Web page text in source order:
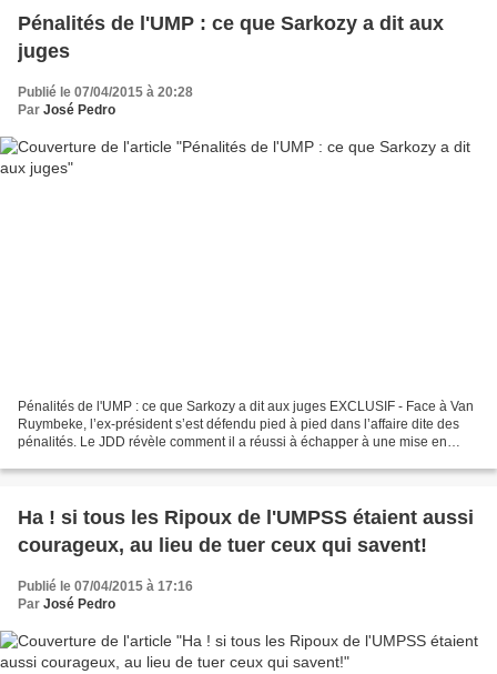
Pénalités de l'UMP : ce que Sarkozy a dit aux
juges
Publié le 07/04/2015 à 20:28
Par José Pedro
Pénalités de l'UMP : ce que Sarkozy a dit aux juges EXCLUSIF - Face à Van
Ruymbeke, l’ex-président s’est défendu pied à pied dans l’affaire dite des
pénalités. Le JDD révèle comment il a réussi à échapper à une mise en
Ha ! si tous les Ripoux de l'UMPSS étaient aussi
courageux, au lieu de tuer ceux qui savent!
Publié le 07/04/2015 à 17:16
Par José Pedro